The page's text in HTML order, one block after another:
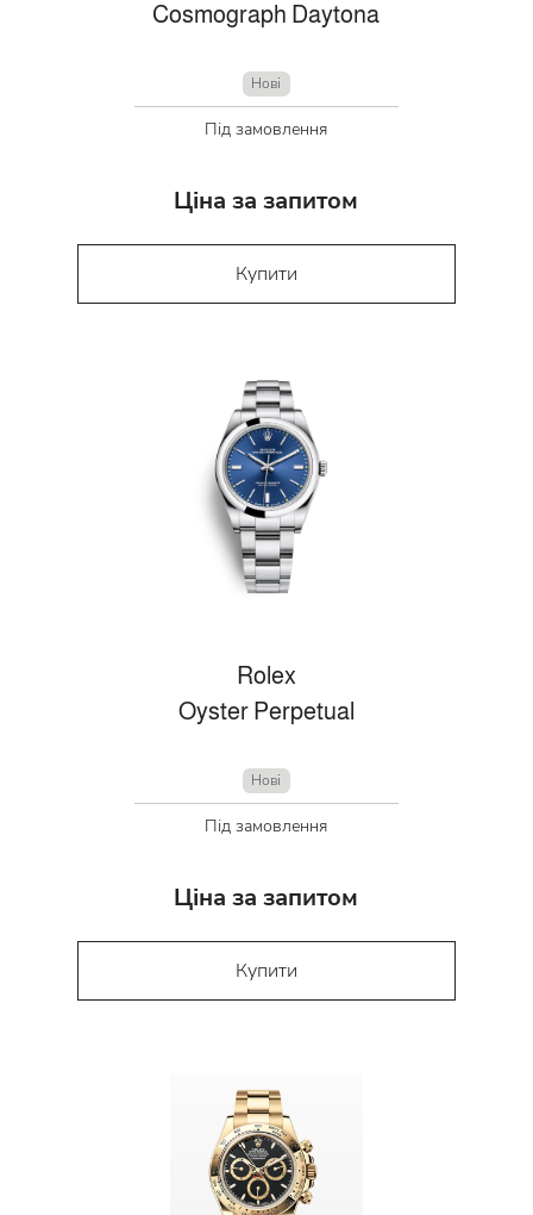
Cosmograph Daytona
Нові
Під замовлення
Ціна за запитом
Купити
Rolex
Oyster Perpetual
Нові
Під замовлення
Ціна за запитом
Купити